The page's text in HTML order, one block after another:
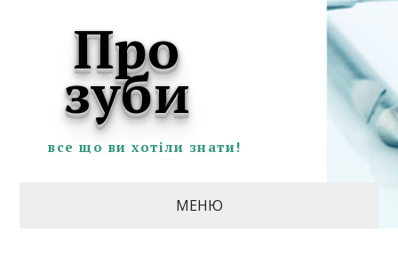
Про
зуби
все що ви хотіли знати!
МЕНЮ